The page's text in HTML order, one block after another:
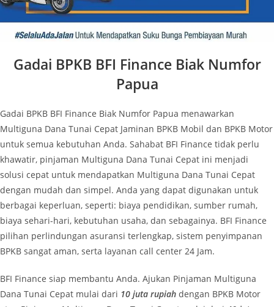
Gadai BPKB BFI Finance Biak Numfor
Papua
Gadai BPKB BFI Finance Biak Numfor Papua menawarkan
Multiguna Dana Tunai Cepat Jaminan BPKB Mobil dan BPKB Motor
untuk semua kebutuhan Anda. Sahabat BFI Finance tidak perlu
khawatir, pinjaman Multiguna Dana Tunai Cepat ini menjadi
solusi cepat untuk mendapatkan Multiguna Dana Tunai Cepat
dengan mudah dan simpel. Anda yang dapat digunakan untuk
berbagai keperluan, seperti: biaya pendidikan, sumber rumah,
biaya sehari-hari, kebutuhan usaha, dan sebagainya. BFI Finance
pilihan perlindungan asuransi terlengkap, sistem penyimpanan
BPKB sangat aman, serta layanan call center 24 Jam.
BFI Finance siap membantu Anda. Ajukan Pinjaman Multiguna
Dana Tunai Cepat mulai dari 10 juta rupiah dengan BPKB Motor